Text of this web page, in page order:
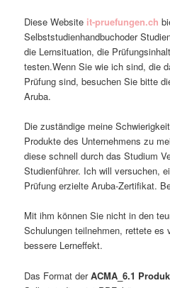
Diese Website it-pruefungen.ch
Selbststudienhandbuchoder
die Lernsituation, die
testen.Wenn Sie wie ich sind, die
Prüfung sind, besuchen Sie bitte
Aruba.
Die zuständige meine
Produkte des Unternehmens zu
diese schnell durch das Studium
Studienführer. Ich will versuchen,
Prüfung erzielte Aruba-Zertifikat.
Mit ihm können Sie nicht in den
Schulungen teilnehmen, rettete
bessere Lerneffekt.
Das Format derACMA_6.1